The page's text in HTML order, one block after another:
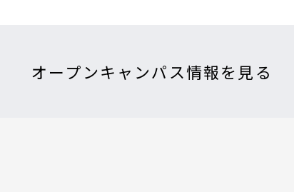
オープンキャンパス情報を見る